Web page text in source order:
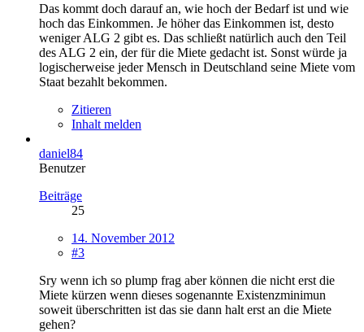
Das kommt doch darauf an, wie hoch der Bedarf ist und wie
hoch das Einkommen. Je höher das Einkommen ist, desto
weniger ALG 2 gibt es. Das schließt natürlich auch den Teil
des ALG 2 ein, der für die Miete gedacht ist. Sonst würde ja
logischerweise jeder Mensch in Deutschland seine Miete vom
Staat bezahlt bekommen.
Zitieren
Inhalt melden
daniel84
Benutzer
Beiträge
25
14. November 2012
#3
Sry wenn ich so plump frag aber können die nicht erst die
Miete kürzen wenn dieses sogenannte Existenzminimun
soweit überschritten ist das sie dann halt erst an die Miete
gehen?